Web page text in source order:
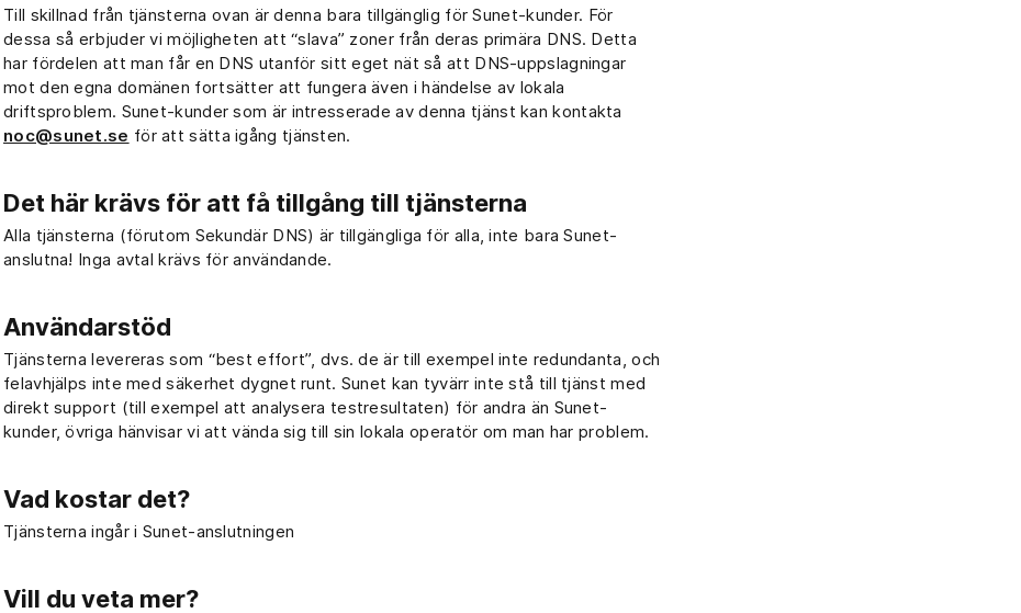
Till skillnad från tjänsterna ovan är denna bara tillgänglig för Sunet-kunder. För
dessa så erbjuder vi möjligheten att “slava” zoner från deras primära DNS. Detta
har fördelen att man får en DNS utanför sitt eget nät så att DNS-uppslagningar
mot den egna domänen fortsätter att fungera även i händelse av lokala
driftsproblem. Sunet-kunder som är intresserade av denna tjänst kan kontakta
noc@sunet.se för att sätta igång tjänsten.
Det här krävs för att få tillgång till tjänsterna
Alla tjänsterna (förutom Sekundär DNS) är tillgängliga för alla, inte bara Sunet-
anslutna! Inga avtal krävs för användande.
Användarstöd
Tjänsterna levereras som “best effort”, dvs. de är till exempel inte redundanta, och
felavhjälps inte med säkerhet dygnet runt. Sunet kan tyvärr inte stå till tjänst med
direkt support (till exempel att analysera testresultaten) för andra än Sunet-
kunder, övriga hänvisar vi att vända sig till sin lokala operatör om man har problem.
Vad kostar det?
Tjänsterna ingår i Sunet-anslutningen
Vill du veta mer?